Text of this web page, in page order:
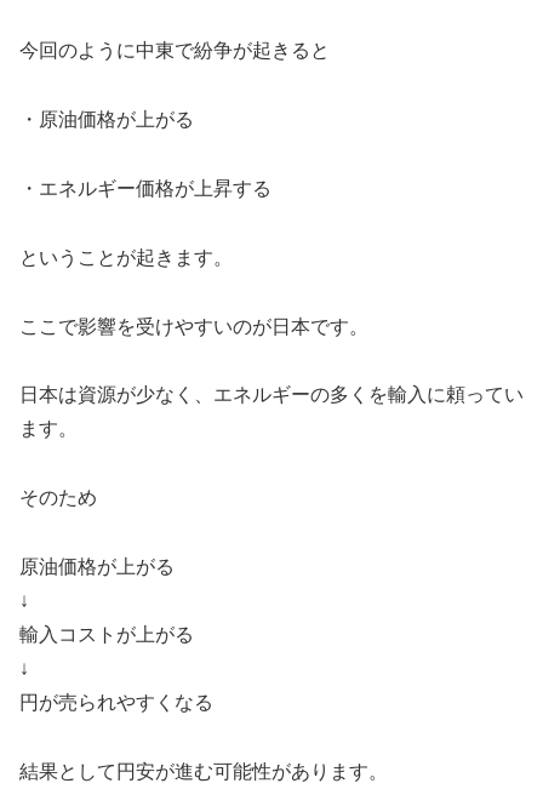
今回のように中東で紛争が起きると
・原油価格が上がる
・エネルギー価格が上昇する
ということが起きます。
ここで影響を受けやすいのが日本です。
日本は資源が少なく、エネルギーの多くを輸入に頼ってい
ます。
そのため
原油価格が上がる
↓
輸入コストが上がる
↓
円が売られやすくなる
結果として円安が進む可能性があります。